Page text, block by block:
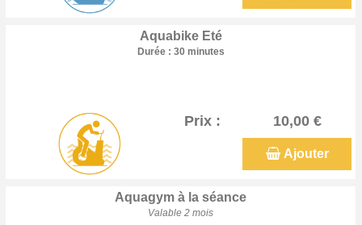
Aquabike Eté
Durée : 30 minutes
Prix : 10,00 €
Ajouter
Aquagym à la séance
Valable 2 mois